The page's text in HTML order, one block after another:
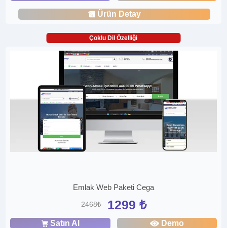
Ürün Detay
Çoklu Dil Özelliği
Emlak Web Paketi Cega
2468₺ 1299 ₺
Satın Al Demo